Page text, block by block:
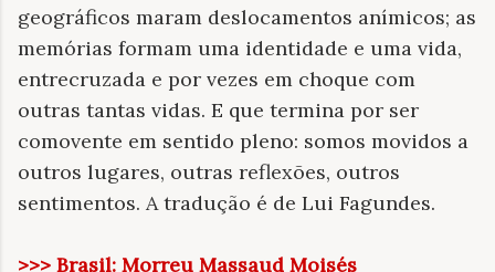
geográficos maram deslocamentos anímicos; as
memórias formam uma identidade e uma vida,
entrecruzada e por vezes em choque com
outras tantas vidas. E que termina por ser
comovente em sentido pleno: somos movidos a
outros lugares, outras reflexões, outros
sentimentos. A tradução é de Lui Fagundes.
>>> Brasil: Morreu Massaud Moisés